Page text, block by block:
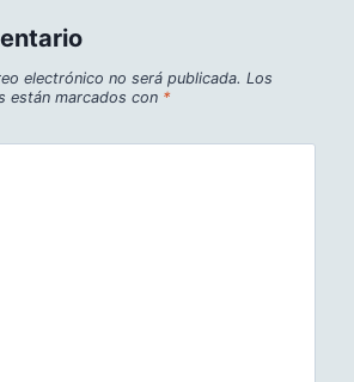
electrónico no será publicada. Los
están marcados con *